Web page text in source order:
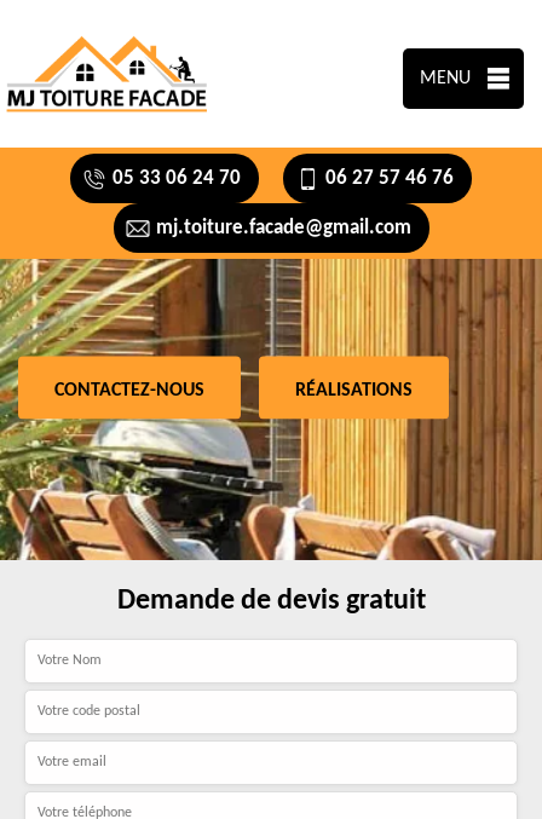
MENU
05 33 06 24 70 06 27 57 46 76
mj.toiture.facade@gmail.com
CONTACTEZ-NOUS RÉALISATIONS
Demande de devis gratuit